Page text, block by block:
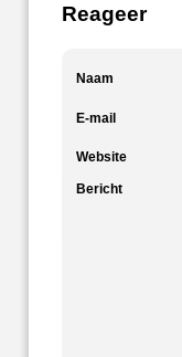
Reageer
Naam
E-mail
Website
Bericht